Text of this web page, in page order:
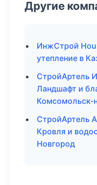
Другие
ИнжСтрой
утепление в
СтройАртель
Ландшафт и
Комсомольск-
СтройАртель
Кровля и
Новгород